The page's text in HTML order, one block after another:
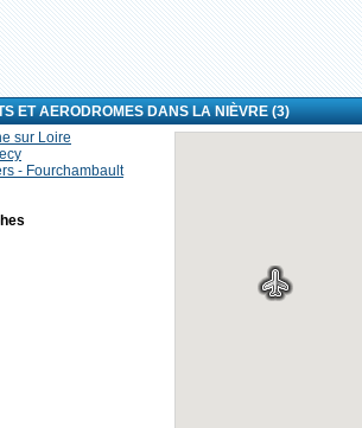
ET AERODROMES DANS LA NIÈVRE (3)
sur Loire
- Fourchambault